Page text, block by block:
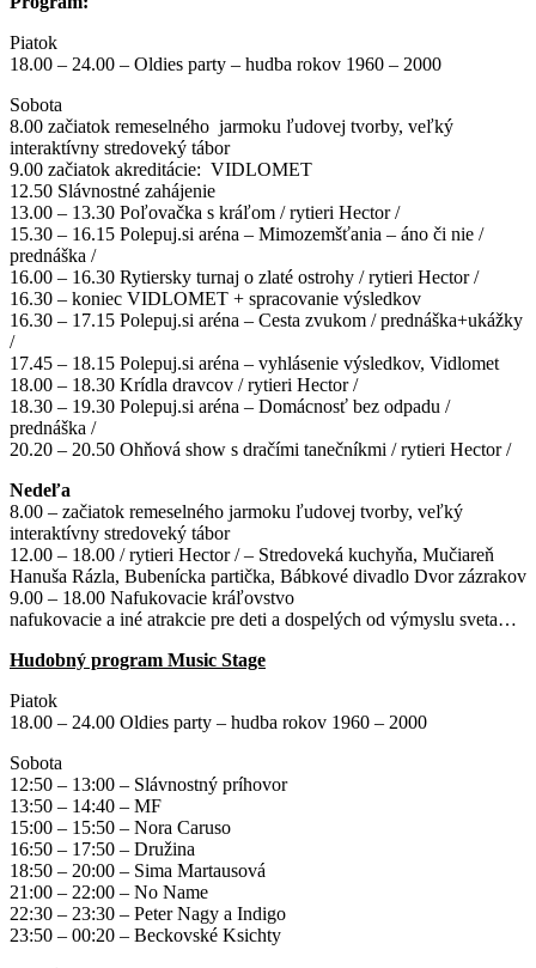
Piatok
18.00 – 24.00 – Oldies party – hudba rokov 1960 – 2000
Sobota
8.00 začiatok remeselného jarmoku ľudovej tvorby, veľký
interaktívny stredoveký tábor
9.00 začiatok akreditácie: VIDLOMET
12.50 Slávnostné zahájenie
13.00 – 13.30 Poľovačka s kráľom / rytieri Hector /
15.30 – 16.15 Polepuj.si aréna – Mimozemšťania – áno či nie /
prednáška /
16.00 – 16.30 Rytiersky turnaj o zlaté ostrohy / rytieri Hector /
16.30 – koniec VIDLOMET + spracovanie výsledkov
16.30 – 17.15 Polepuj.si aréna – Cesta zvukom / prednáška+ukážky
/
17.45 – 18.15 Polepuj.si aréna – vyhlásenie výsledkov, Vidlomet
18.00 – 18.30 Krídla dravcov / rytieri Hector /
18.30 – 19.30 Polepuj.si aréna – Domácnosť bez odpadu /
prednáška /
20.20 – 20.50 Ohňová show s dračími tanečníkmi / rytieri Hector /
Nedeľa
8.00 – začiatok remeselného jarmoku ľudovej tvorby, veľký
interaktívny stredoveký tábor
12.00 – 18.00 / rytieri Hector / – Stredoveká kuchyňa, Mučiareň
Hanuša Rázla, Bubenícka partička, Bábkové divadlo Dvor zázrakov
9.00 – 18.00 Nafukovacie kráľovstvo
nafukovacie a iné atrakcie pre deti a dospelých od výmyslu sveta…
Hudobný program Music Stage
Piatok
18.00 – 24.00 Oldies party – hudba rokov 1960 – 2000
Sobota
12:50 – 13:00 – Slávnostný príhovor
13:50 – 14:40 – MF
15:00 – 15:50 – Nora Caruso
16:50 – 17:50 – Družina
18:50 – 20:00 – Sima Martausová
21:00 – 22:00 – No Name
22:30 – 23:30 – Peter Nagy a Indigo
23:50 – 00:20 – Beckovské Ksichty